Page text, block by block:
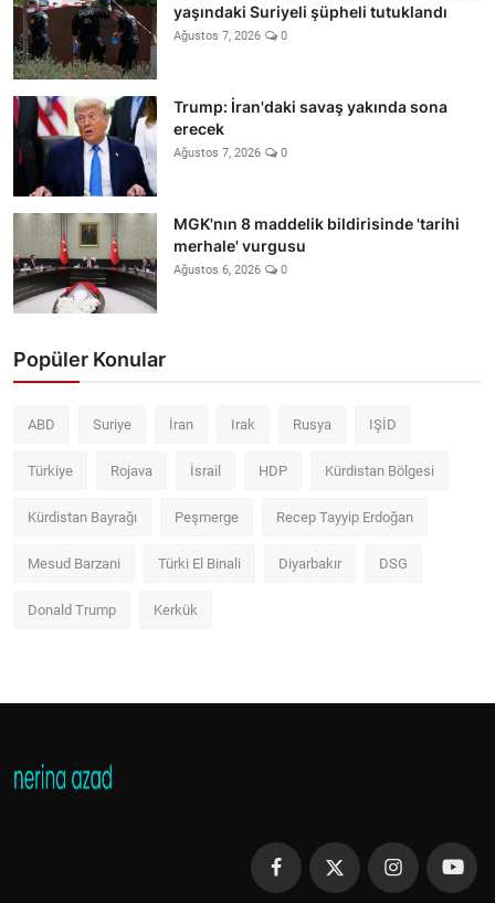
yaşındaki Suriyeli şüpheli tutuklandı
Ağustos 7, 2026 0
Trump: İran'daki savaş yakında sona
erecek
Ağustos 7, 2026 0
MGK'nın 8 maddelik bildirisinde 'tarihi
merhale' vurgusu
Ağustos 6, 2026 0
Popüler Konular
ABD Suriye İran Irak Rusya IŞİD
Türkiye Rojava İsrail HDP Kürdistan Bölgesi
Kürdistan Bayrağı Peşmerge Recep Tayyip Erdoğan
Mesud Barzani Türki El Binali Diyarbakır DSG
Donald Trump Kerkük